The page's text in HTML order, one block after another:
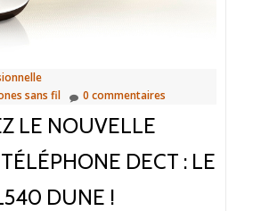
sans fil 0 commentaires
LE NOUVELLE
DECT : LE
DUNE !